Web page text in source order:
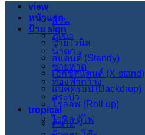
หน้าแรก
ป้าย sign
ป้ายไวนิล
สแตนดี้ (Standy)
เอ็กซ์สแตนด์ (X-stand)
แบ็คดรอป (Backdrop)
โรลอัพ (Roll up)
ไวนิล ตู้ไฟ
view
สวน
ภูเขา
น้ำตก
ชายหาด
ท้องฟ้ากว้าง
สระบัว
tropical
ต้นไม้